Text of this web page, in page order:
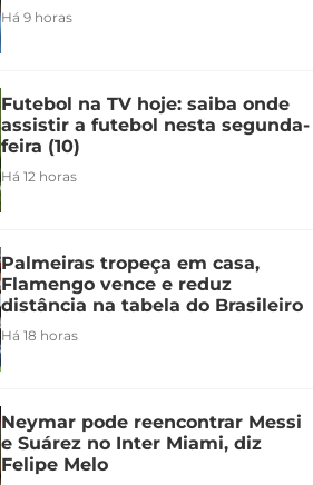
Há 9 horas
Futebol na TV hoje: saiba onde
assistir a futebol nesta segunda-
feira (10)
Há 12 horas
Palmeiras tropeça em casa,
Flamengo vence e reduz
distância na tabela do Brasileiro
Há 18 horas
Neymar pode reencontrar Messi
e Suárez no Inter Miami, diz
Felipe Melo